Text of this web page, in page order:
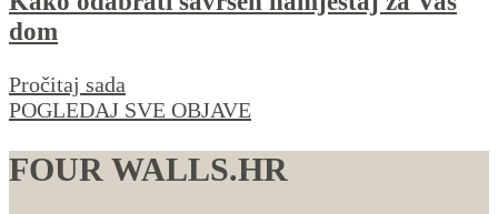
dom
Pročitaj sada
POGLEDAJ SVE OBJAVE
FOUR WALLS.HR